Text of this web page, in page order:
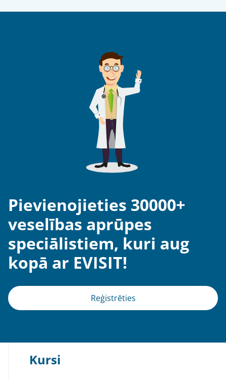
Pievienojieties 30000+
veselības aprūpes
speciālistiem, kuri aug
kopā ar EVISIT!
Reģistrēties
Kursi